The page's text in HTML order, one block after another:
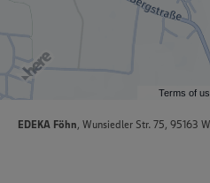
Terms of
EDEKA Föhn, Wunsiedler Str. 75, 95163